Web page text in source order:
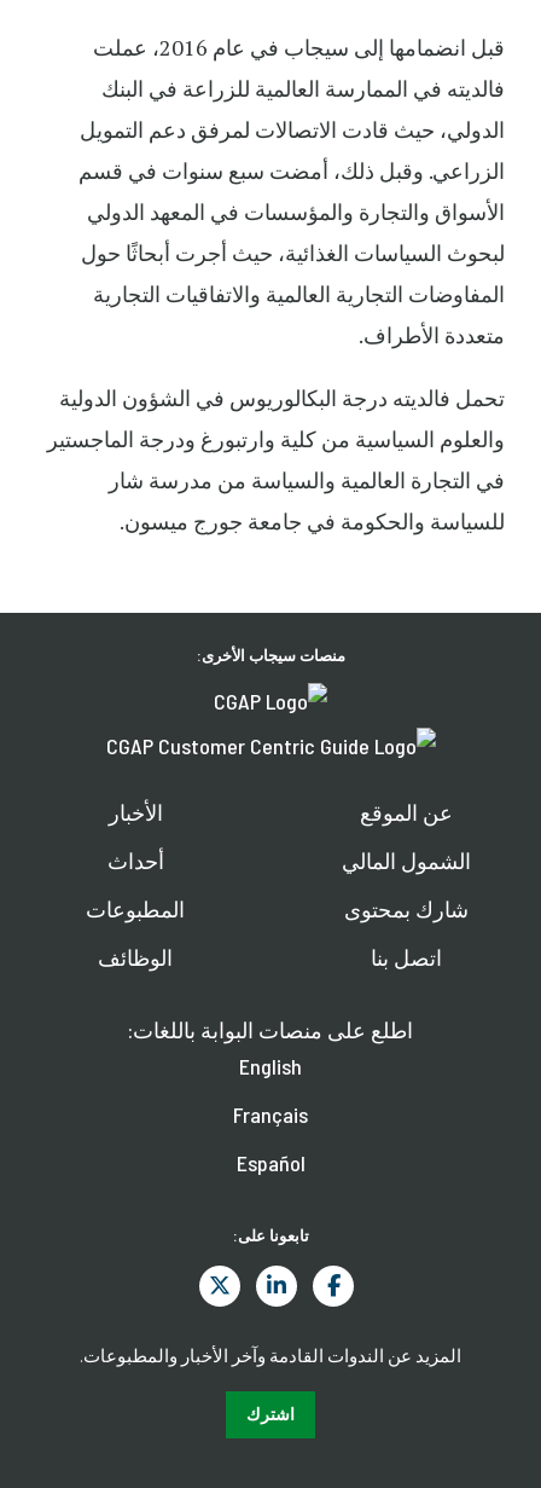
قبل انضمامها إلى سيجاب في عام 2016، عملت
فالديته في الممارسة العالمية للزراعة في البنك
الدولي، حيث قادت الاتصالات لمرفق دعم التمويل
الزراعي. وقبل ذلك، أمضت سبع سنوات في قسم
الأسواق والتجارة والمؤسسات في المعهد الدولي
لبحوث السياسات الغذائية، حيث أجرت أبحاثًا حول
المفاوضات التجارية العالمية والاتفاقيات التجارية
متعددة الأطراف.
تحمل فالديته درجة البكالوريوس في الشؤون الدولية
والعلوم السياسية من كلية وارتبورغ ودرجة الماجستير
في التجارة العالمية والسياسة من مدرسة شار
للسياسة والحكومة في جامعة جورج ميسون.
منصات سيجاب الأخرى:
عن الموقع
الشمول المالي
شارك بمحتوى
اتصل بنا
الأخبار
أحداث
المطبوعات
الوظائف
اطلع على منصات البوابة باللغات:
English
Français
Español
تابعونا على:
المزيد عن الندوات القادمة وآخر الأخبار والمطبوعات.
اشترك